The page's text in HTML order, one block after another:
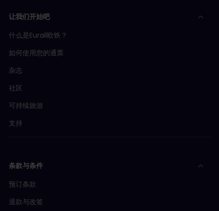
让我们开始吧
什么是Eurail欧铁？
如何使用您的通票
杂志
社区
可持续旅游
支持
条款与条件
预订条款
退款与改签